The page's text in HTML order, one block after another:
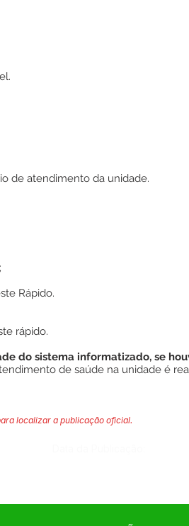
de atendimento da unidade.
Rápido.
rápido.
do sistema informatizado, se
de saúde na unidade é
localizar a publicação oficial.